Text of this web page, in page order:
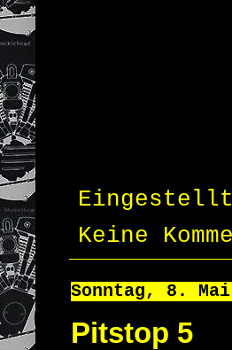
Keine
Sonntag, 8. Mai
Pitstop 5